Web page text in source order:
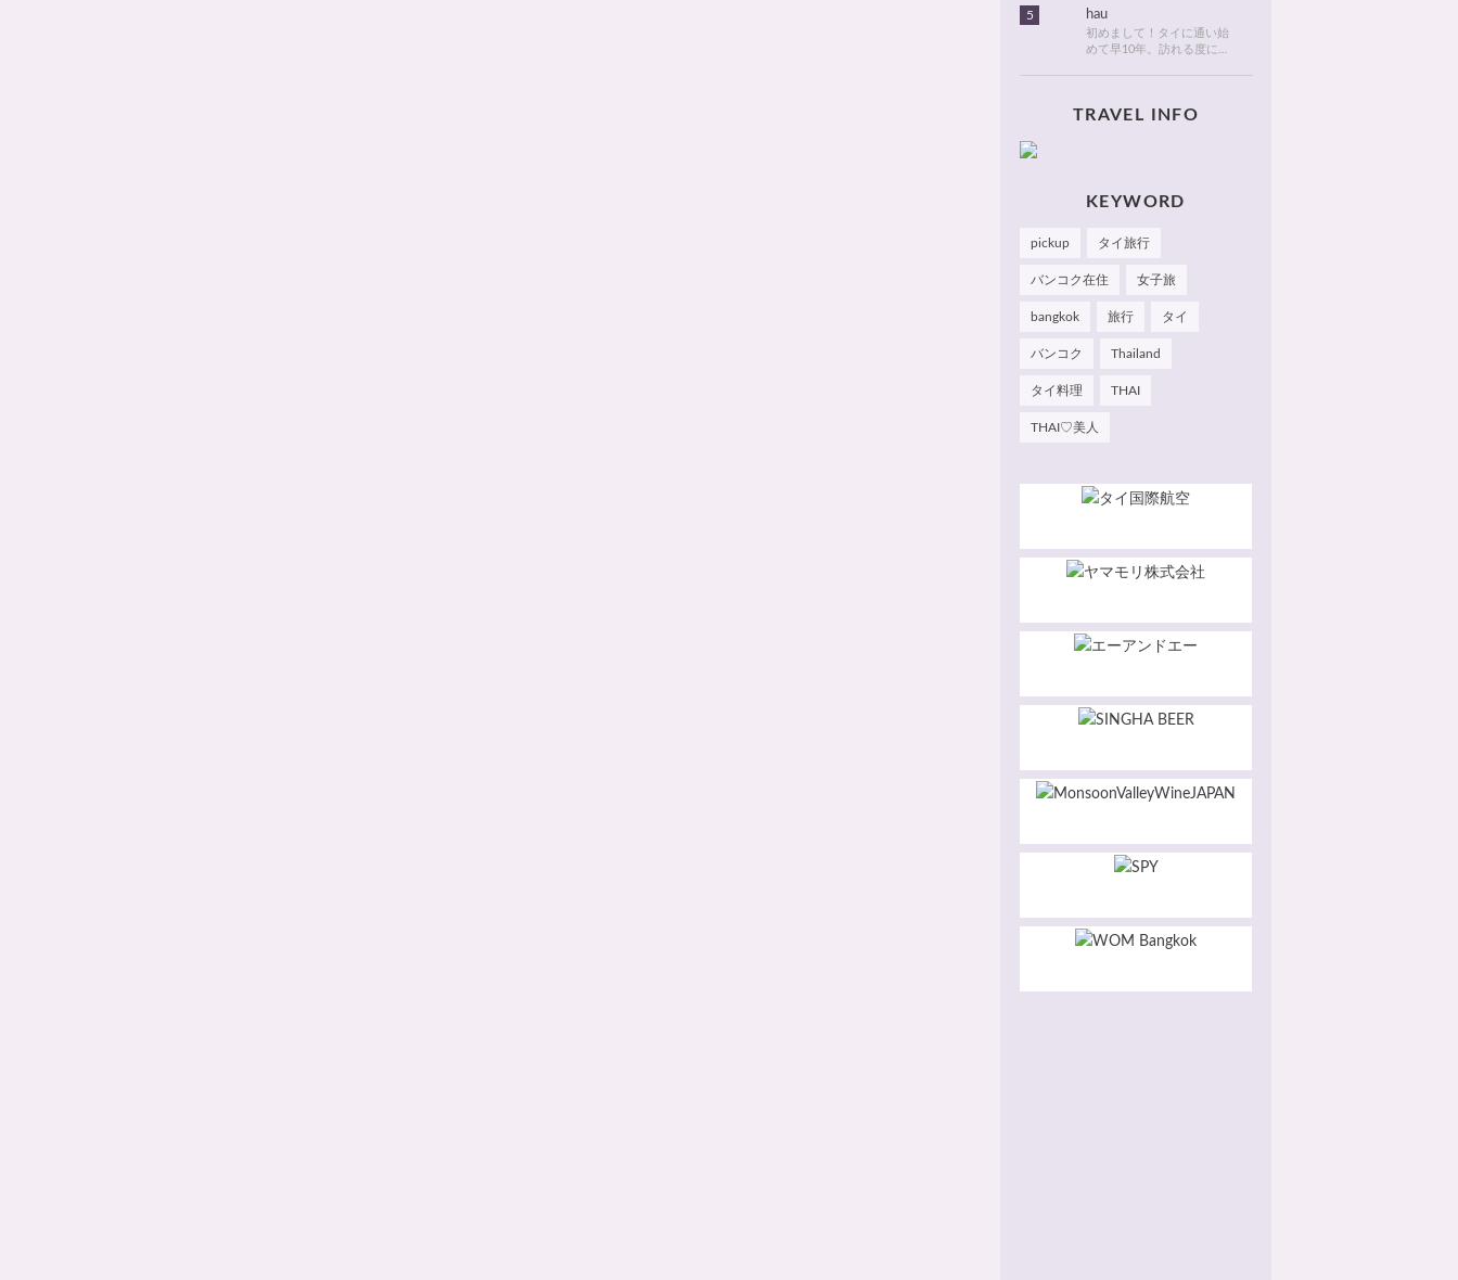
5 hau
初めまして！タイに通い始
めて早10年。訪れる度に変
店・おしゃれなカフェやレ
たら嬉しいです 🙂 📌
Instagram Hau's Style
TRAVEL INFO
KEYWORD
pickup タイ旅行
バンコク在住 女子旅
bangkok 旅行 タイ
バンコク Thailand
タイ料理 THAI
THAI♡美人